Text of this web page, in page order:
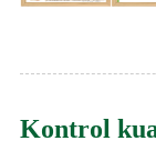
Kontrol